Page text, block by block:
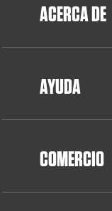
ACERCA DE
AYUDA
COMERCIO